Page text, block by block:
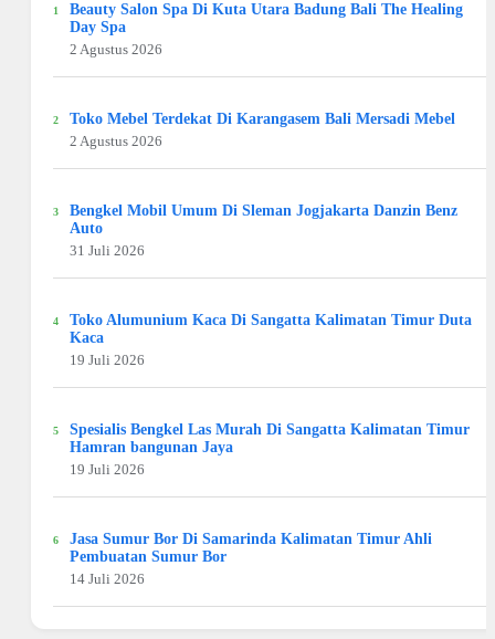
Beauty Salon Spa Di Kuta Utara Badung Bali The Healing
Day Spa
2 Agustus 2026
Toko Mebel Terdekat Di Karangasem Bali Mersadi Mebel
2 Agustus 2026
Bengkel Mobil Umum Di Sleman Jogjakarta Danzin Benz
Auto
31 Juli 2026
Toko Alumunium Kaca Di Sangatta Kalimatan Timur Duta
Kaca
19 Juli 2026
Spesialis Bengkel Las Murah Di Sangatta Kalimatan Timur
Hamran bangunan Jaya
19 Juli 2026
Jasa Sumur Bor Di Samarinda Kalimatan Timur Ahli
Pembuatan Sumur Bor
14 Juli 2026